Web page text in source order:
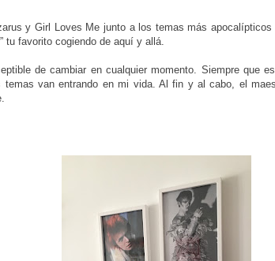
y Girl Loves Me junto a los temas más
tu favorito cogiendo de aquí y allá.
de cambiar en cualquier momento. Siempre que
van entrando en mi vida. Al fin y al cabo, el